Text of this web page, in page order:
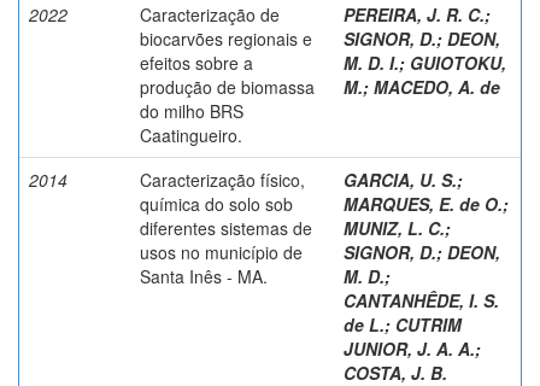
2022
Caracterização de
biocarvões regionais e
efeitos sobre a
produção de biomassa
do milho BRS
Caatingueiro.
PEREIRA, J. R. C.;
SIGNOR, D.; DEON,
M. D. I.; GUIOTOKU,
M.; MACEDO, A. de
2014
Caracterização físico,
química do solo sob
diferentes sistemas de
usos no município de
Santa Inês - MA.
GARCIA, U. S.;
MARQUES, E. de O.;
MUNIZ, L. C.;
SIGNOR, D.; DEON,
M. D.;
CANTANHÊDE, I. S.
de L.; CUTRIM
JUNIOR, J. A. A.;
COSTA, J. B.